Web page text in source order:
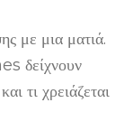
με μια ματιά.
δείχνουν
τι χρειάζεται